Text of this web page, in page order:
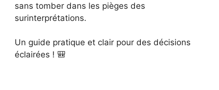
sans tomber dans les pièges des
surinterprétations.
Un guide pratique et clair pour des décisions
éclairées ! 🎒